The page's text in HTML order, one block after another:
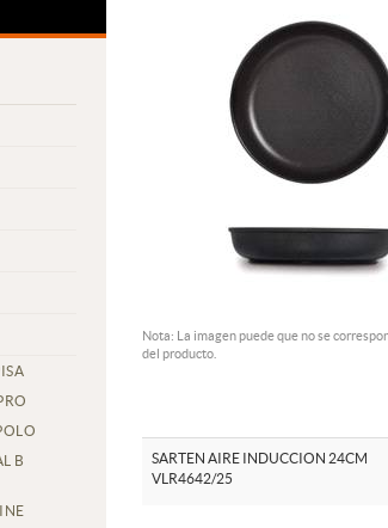
B
Nota: La imagen puede que no se
del producto.
SARTEN AIRE INDUCCION 24CM
VLR4642/25